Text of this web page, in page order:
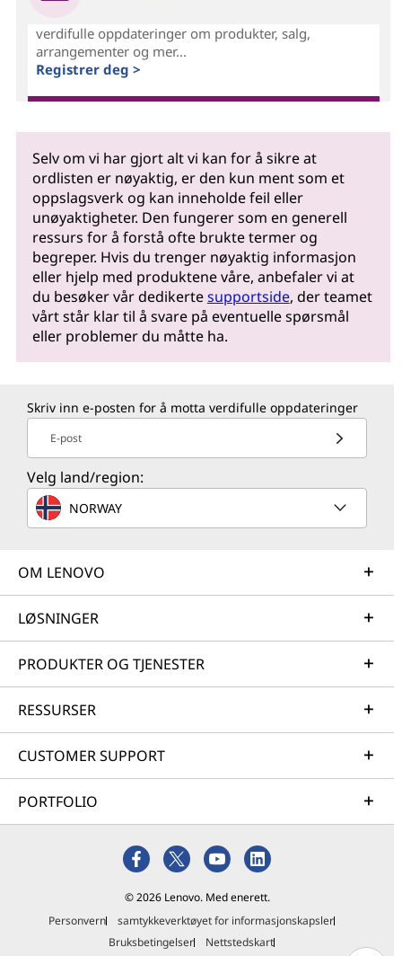
verdifulle oppdateringer om produkter, salg,
arrangementer og mer...
Registrer deg >
Selv om vi har gjort alt vi kan for å sikre at
ordlisten er nøyaktig, er den kun ment som et
oppslagsverk og kan inneholde feil eller
unøyaktigheter. Den fungerer som en generell
ressurs for å forstå ofte brukte termer og
begreper. Hvis du trenger nøyaktig informasjon
eller hjelp med produktene våre, anbefaler vi at
du besøker vår dedikertesupportside, der teamet
vårt står klar til å svare på eventuelle spørsmål
eller problemer du måtte ha.
Skriv inn e-posten for å motta verdifulle oppdateringer
E-post
Velg land/region:
NORWAY
OM LENOVO
LØSNINGER
PRODUKTER OG TJENESTER
RESSURSER
CUSTOMER SUPPORT
PORTFOLIO
© 2026 Lenovo. Med enerett.
Personvern
samtykkeverktøyet for informasjonskapsler
Bruksbetingelser
Nettstedskart